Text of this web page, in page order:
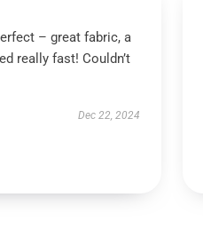
– great fabric, a
really fast! Couldn’t
Dec 22, 2024